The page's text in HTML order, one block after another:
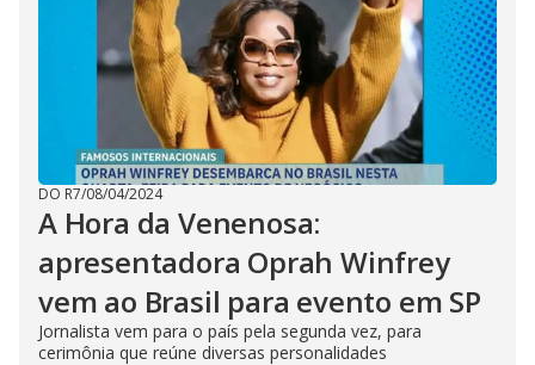
DO R7/08/04/2024
A Hora da Venenosa:
apresentadora Oprah Winfrey
vem ao Brasil para evento em SP
Jornalista vem para o país pela segunda vez, para
cerimônia que reúne diversas personalidades